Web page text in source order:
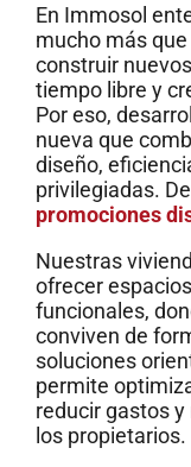
En Immosol
mucho más
construir
tiempo libre y
Por eso,
nueva que
diseño,
privilegiadas.
promociones
Nuestras
ofrecer
funcionales,
conviven de
soluciones
permite
reducir gastos
los propietarios.